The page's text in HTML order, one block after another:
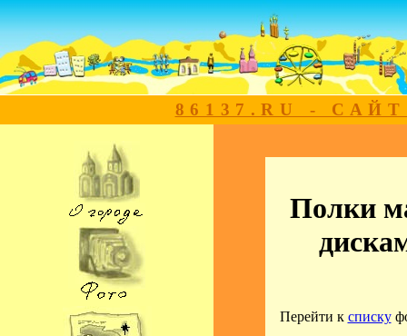
86137.RU -
Полки
Перейти к списку